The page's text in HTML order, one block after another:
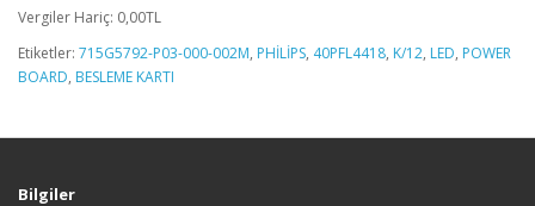
Vergiler Hariç: 0,00TL
Etiketler: 715G5792-P03-000-002M, PHİLİPS, 40PFL4418, K/12, LED, POWER
BOARD, BESLEME KARTI
Bilgiler